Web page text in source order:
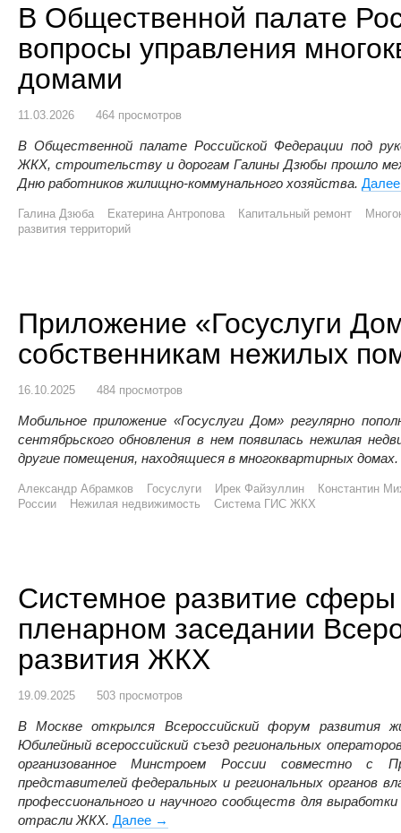
В Общественной палате
вопросы управления
домами
11.03.2026 464 просмотров
В Общественной палате Российской Федерации под
ЖКХ, строительству и дорогам Галины Дзюбы прошло
Дню работников жилищно-коммунального хозяйства.
Галина Дзюба Екатерина Антропова Капитальный ремонт
развития территорий
Приложение «Госуслуги
собственникам нежилых
16.10.2025 484 просмотров
Мобильное приложение «Госуслуги Дом» регулярно
сентябрьского обновления в нем появилась нежилая
другие помещения, находящиеся в многоквартирных домах.
Александр Абрамков Госуслуги Ирек Файзуллин
Константин
России
Нежилая недвижимость Система ГИС ЖКХ
Системное развитие
пленарном заседании
развития ЖКХ
19.09.2025 503 просмотров
В Москве открылся Всероссийский форум развития
Юбилейный всероссийский съезд региональных
организованное Минстроем России совместно с
представителей федеральных и региональных органов
профессионального и научного сообществ для
отрасли ЖКХ. Далее Системное развитие сферы ЖКХ
→